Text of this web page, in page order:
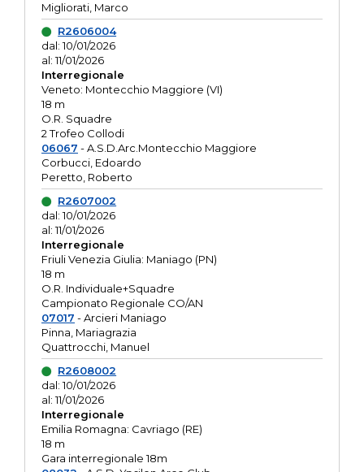
Migliorati, Marco
R2606004
dal: 10/01/2026
al: 11/01/2026
Interregionale
Veneto: Montecchio Maggiore (VI)
18 m
O.R. Squadre
2 Trofeo Collodi
06067 - A.S.D.Arc.Montecchio Maggiore
Corbucci, Edoardo
Peretto, Roberto
R2607002
dal: 10/01/2026
al: 11/01/2026
Interregionale
Friuli Venezia Giulia: Maniago (PN)
18 m
O.R. Individuale+Squadre
Campionato Regionale CO/AN
07017 - Arcieri Maniago
Pinna, Mariagrazia
Quattrocchi, Manuel
R2608002
dal: 10/01/2026
al: 11/01/2026
Interregionale
Emilia Romagna: Cavriago (RE)
18 m
Gara interregionale 18m